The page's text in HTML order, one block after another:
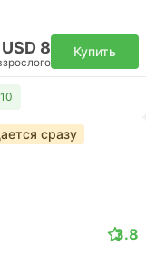
USD 8 Купить
сразу
3.8